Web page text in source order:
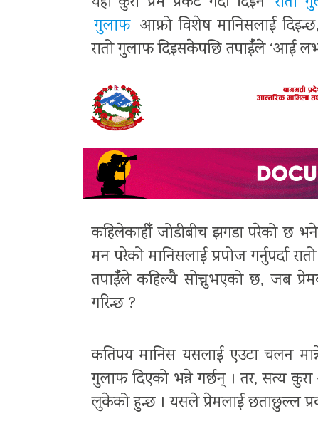
गुलाफ आफ्नो विशेष मानिसलाई
रातो गुलाफ दिइसकेपछि तपाईँले ‘आई लभ
कहिलेकाहीँ जोडीबीच झगडा परेको छ
मन परेको मानिसलाई प्रपोज गर्नुपर्दा
तपाईँले कहिल्यै सोच्नुभएको छ, जब
गरिन्छ ?
कतिपय मानिस यसलाई एउटा चलन
गुलाफ दिएको भन्ने गर्छन् । तर, सत्य
लुकेको हुन्छ । यसले प्रेमलाई छताछुल्ल